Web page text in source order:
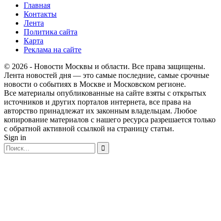
Главная
Контакты
Лента
Политика сайта
Карта
Реклама на сайте
© 2026 - Новости Москвы и области. Все права защищены.
Лента новостей дня — это самые последние, самые срочные
новости о событиях в Москве и Московском регионе.
Все материалы опубликованные на сайте взяты с открытых
источников и других порталов интернета, все права на
авторство принадлежат их законным владельцам. Любое
копирование материалов с нашего ресурса разрешается только
с обратной активной ссылкой на страницу статьи.
Sign in